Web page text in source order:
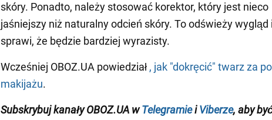
skóry. Ponadto, należy stosować korektor, który jest nieco
jaśniejszy niż naturalny odcień skóry. To odświeży wygląd i
sprawi, że będzie bardziej wyrazisty.
Wcześniej OBOZ.UA powiedział , jak "dokręcić" twarz za
makijażu.
Subskrybuj kanały OBOZ.UA w TelegramieiViberze, aby